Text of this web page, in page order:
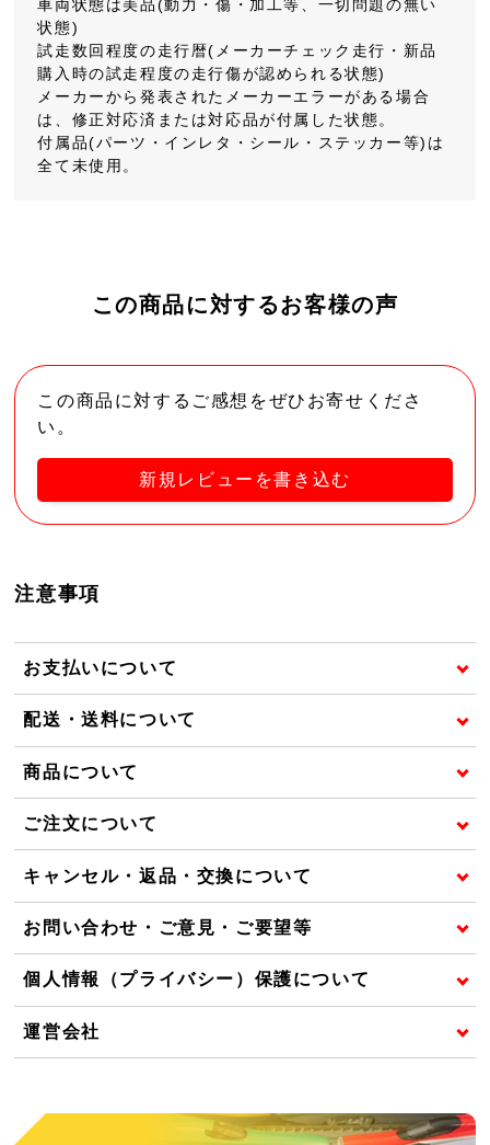
車両状態は美品(動力・傷・加工等、一切問題の無い
状態)
試走数回程度の走行暦(メーカーチェック走行・新品
購入時の試走程度の走行傷が認められる状態)
メーカーから発表されたメーカーエラーがある場合
は、修正対応済または対応品が付属した状態。
付属品(パーツ・インレタ・シール・ステッカー等)は
全て未使用。
この商品に対するお客様の声
この商品に対するご感想をぜひお寄せくださ
い。
新規レビューを書き込む
注意事項
お支払いについて
配送・送料について
商品について
ご注文について
キャンセル・返品・交換について
お問い合わせ・ご意見・ご要望等
個人情報（プライバシー）保護について
運営会社